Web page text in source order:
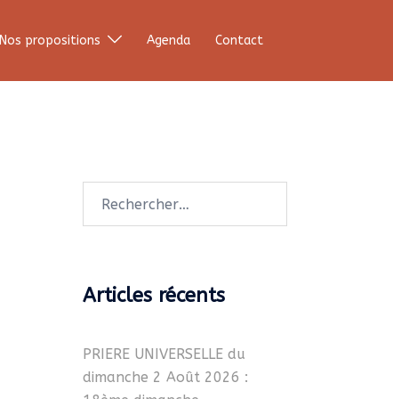
Nos propositions Agenda Contact
Articles récents
PRIERE UNIVERSELLE du
dimanche 2 Août 2026 :